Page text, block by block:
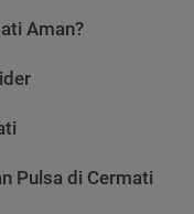
Aman?
Pulsa di Cermati